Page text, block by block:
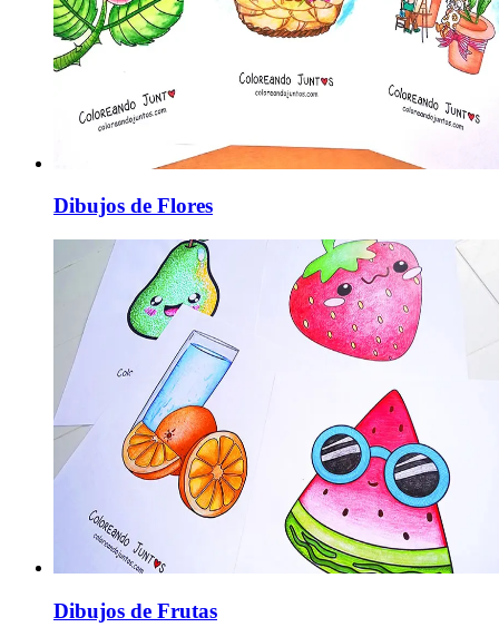
Dibujos de Flores
Dibujos de Frutas